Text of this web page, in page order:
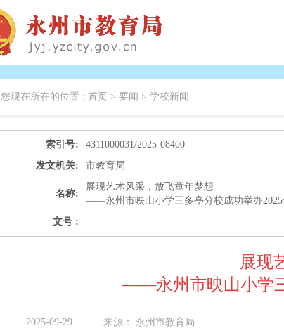
您现在所在的位置 : 首页 > 要闻 > 学校新闻
索引号: 4311000031/2025-08400
发文机关:
市教育局
名称:
展现艺术风采，放飞童年梦想
——永州市映山小学三多亭分校成功举办2025
文号 :
展现
——永州市映山小学
2025-09-29 来源： 永州市教育局